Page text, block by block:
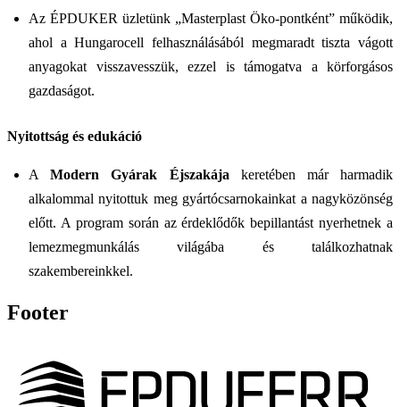
Az ÉPDUKER üzletünk „Masterplast Öko-pontként” működik,
ahol a Hungarocell felhasználásából megmaradt tiszta vágott
anyagokat visszavesszük, ezzel is támogatva a körforgásos
gazdaságot.
Nyitottság és edukáció
AModern Gyárak Éjszakája keretében már harmadik
alkalommal nyitottuk meg gyártócsarnokainkat a nagyközönség
előtt. A program során az érdeklődők bepillantást nyerhetnek a
lemezmegmunkálás világába és találkozhatnak
szakembereinkkel.
Footer